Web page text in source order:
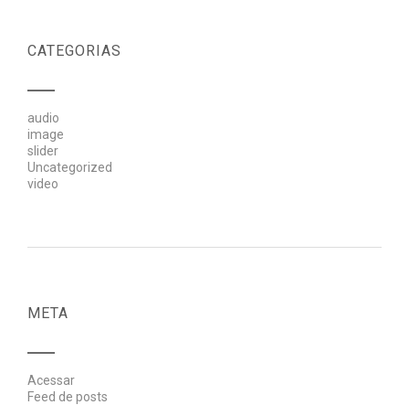
CATEGORIAS
audio
image
slider
Uncategorized
video
META
Acessar
Feed de posts